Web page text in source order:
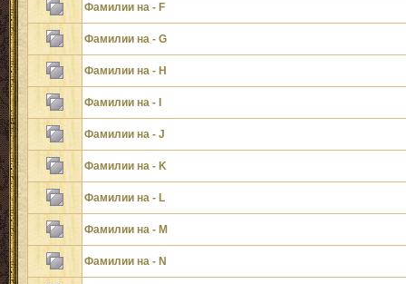
Фамилии на - F
Фамилии на - G
Фамилии на - H
Фамилии на - I
Фамилии на - J
Фамилии на - K
Фамилии на - L
Фамилии на - M
Фамилии на - N